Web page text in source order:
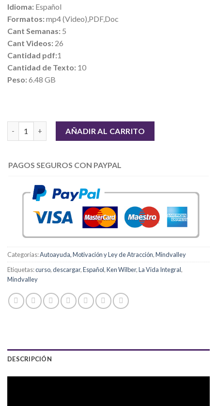
Idioma: Español
Formatos:mp4 (Video),PDF,Doc
Cant Semanas: 5
Cant Videos: 26
Cantidad pdf:1
Cantidad de Texto: 10
Peso:6.48 GB
AÑADIR AL CARRITO
PAGOS SEGUROS CON PAYPAL
Categorías:Autoayuda, Motivación y Ley de Atracción,Mindvalley
Etiquetas:curso,descargar,Español,Ken Wilber,La Vida Integral,
Mindvalley
DESCRIPCIÓN